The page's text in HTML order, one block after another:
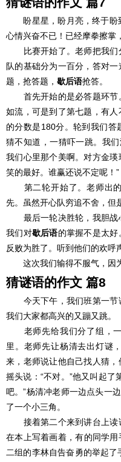
盼星星，盼月亮，终于盼
心情兴奋不已！已经摩拳擦掌
比赛开始了。老师把我们
队的基础分为一百分，答对
题，抢答题， 歇后语抢答。
首先开始的是必答题环节
如流，可是到了第七题，有
的分数是180分。轮到我们答
猜不知道，一猜吓一跳。我
我们心里那个美啊。对方金
笑的最好。谁赢还说不定呢！”
第二轮开始了。老师出的
先。虽然开心队穷追不舍，但
最后一轮决胜轮，我胆战
我们对歇后语的掌握不是太
反败为胜了。听到他们的欢呼
这次我们输得不服气，因为
猜谜语的作文 篇8
今天下午，我们班第一节
我们大家都高兴的又蹦又跳。
老师先给我们分了组，一
里。老师先让杨清去出灯谜
来，老师说让他自己找人猜
摇头说：“不对。”他又叫起了
吧。”杨清冲老师一边点头一
了一个小三角。
接着第二个来到讲台上读
在本上写着画着，有的同学
二组的李林自告奋勇的举起了